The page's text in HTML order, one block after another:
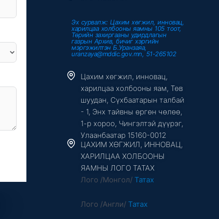
Эх сурвалж: Цахим хөгжил, инновац,
харилцаа холбооны яамны 105 тоот,
Төрийн захиргааны удирдлагын
газрын Архив, бичиг хэргийн
мэргэжилтэн Б.Уранзаяа,
uranzaya@mddic.gov.mn, 51-265102
Цахим хөгжил, инновац,
харилцаа холбооны яам, Төв
шуудан, Сүхбаатарын талбай
- 1, Энх тайвны өргөн чөлөө,
1-р хороо, Чингэлтэй дүүрэг,
Улаанбаатар 15160-0012
ЦАХИМ ХӨГЖИЛ, ИННОВАЦ,
ХАРИЛЦАА ХОЛБООНЫ
ЯАМНЫ ЛОГО ТАТАХ
Лого /Монгол/Татах
Лого /Англи/Татах